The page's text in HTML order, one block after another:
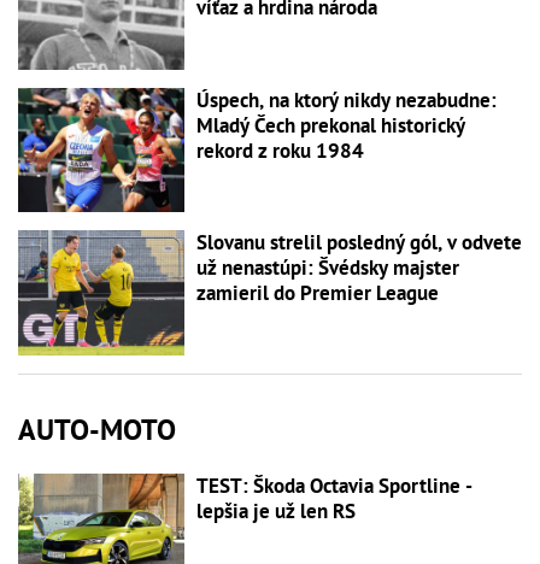
víťaz a hrdina národa
Úspech, na ktorý nikdy nezabudne:
Mladý Čech prekonal historický
rekord z roku 1984
Slovanu strelil posledný gól, v odvete
už nenastúpi: Švédsky majster
zamieril do Premier League
AUTO-MOTO
TEST: Škoda Octavia Sportline -
lepšia je už len RS